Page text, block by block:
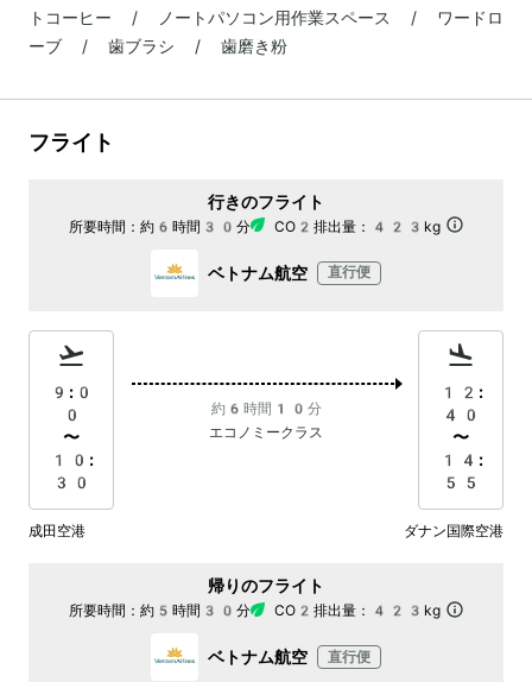
トコーヒー / ノートパソコン用作業スペース / ワードロ
ーブ / 歯ブラシ / 歯磨き粉
フライト
行きのフライト
所要時間： 約6時間30分 CO2排出量： 423kg
ベトナム航空 直行便
9:0
0
〜
10:
30
約6時間10分
エコノミークラス
12:
40
〜
14:
55
成田空港 ダナン国際空港
帰りのフライト
所要時間： 約5時間30分 CO2排出量： 423kg
ベトナム航空 直行便